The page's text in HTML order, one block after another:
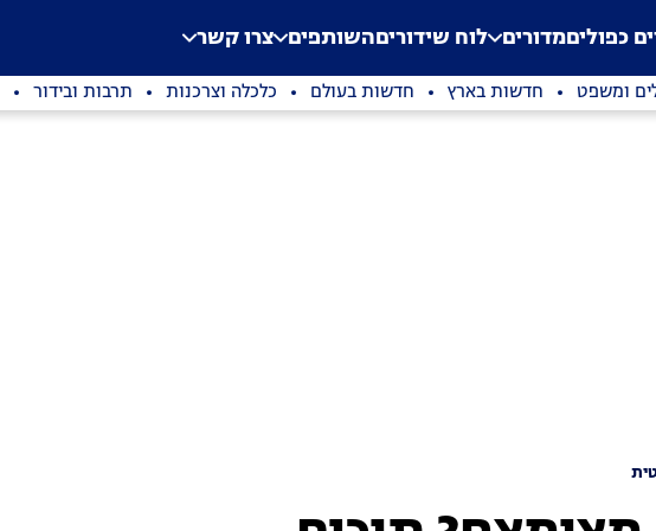
Application error: a
. כפוליםמדורים לוח שידוריםהשותפים צרו קשר
ומשפט חדשות בארץ חדשות בעולם כלכלה וצרכנות תרבות ובידור